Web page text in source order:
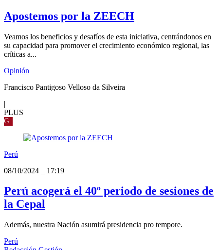
Apostemos por la ZEECH
Veamos los beneficios y desafíos de esta iniciativa, centrándonos en
su capacidad para promover el crecimiento económico regional, las
críticas a...
Opinión
Francisco Pantigoso Velloso da Silveira
|
PLUS
G
Perú
08/10/2024
17:19
Perú acogerá el 40º periodo de sesiones de
la Cepal
Además, nuestra Nación asumirá presidencia pro tempore.
Perú